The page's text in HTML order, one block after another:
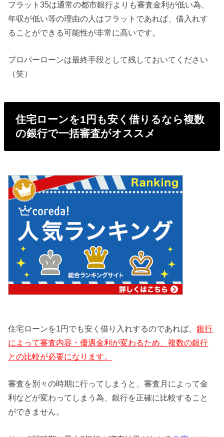
フラット35は通常の都市銀行よりも審査金利が低い為、
年収が低い等の理由の人はフラットであれば、借入れす
ることができる可能性が非常に高いです。
プロパーローンは最終手段として残しておいてください
（笑）
住宅ローンを1円も安く借りるなら複数
の銀行で一括審査がオススメ
住宅ローンを1円でも安く借り入れするのであれば、銀行
によって審査内容・優遇金利が変わるため、複数の銀行
との比較が必要になります。
審査を別々の時期に行ってしまうと、審査月によって金
利などが変わってしまう為、銀行を正確に比較すること
ができません。